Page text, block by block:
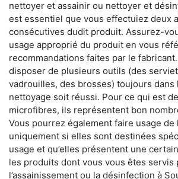
nettoyer et assainir ou nettoyer et
est essentiel que vous effectuiez deux
consécutives dudit produit. Assurez-
usage approprié du produit en vous
recommandations faites par le
disposer de plusieurs outils (des
vadrouilles, des brosses) toujours dans
nettoyage soit réussi. Pour ce qui est
microfibres, ils représentent bon
Vous pourrez également faire usage
uniquement si elles sont destinées
usage et qu’elles présentent une
les produits dont vous vous êtes servis
l’assainissement ou la désinfection à